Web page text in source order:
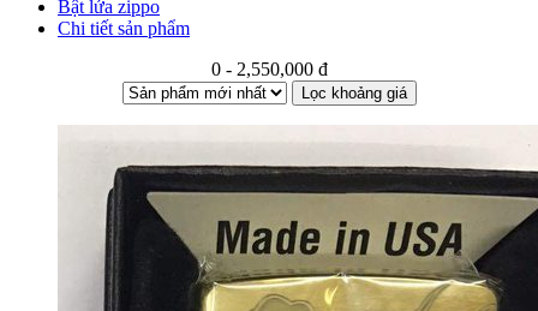
Bật lửa zippo
Chi tiết sản phẩm
0 - 2,550,000 đ
Lọc khoảng giá